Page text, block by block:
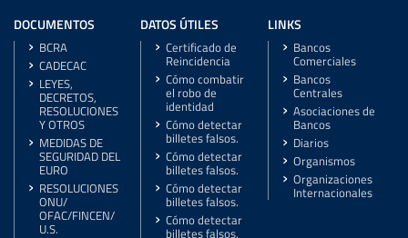
DOCUMENTOS
BCRA
CADECAC
LEYES,
DECRETOS,
RESOLUCIONES
Y OTROS
MEDIDAS DE
SEGURIDAD DEL
EURO
RESOLUCIONES
ONU/
OFAC/FINCEN/
U.S.
DATOS ÚTILES
Certificado de
Reincidencia
Cómo combatir
el robo de
identidad
Cómo detectar
billetes falsos.
Cómo detectar
billetes falsos.
Cómo detectar
billetes falsos.
Cómo detectar
billetes falsos.
LINKS
Bancos
Comerciales
Bancos
Centrales
Asociaciones de
Bancos
Diarios
Organismos
Organizaciones
Internacionales